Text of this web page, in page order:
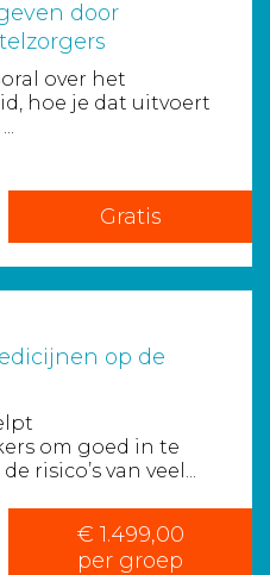
door
over het
hoe je dat uitvoert
Gratis
op de
om goed in te
risico’s van veel...
€ 1.499,00
per groep